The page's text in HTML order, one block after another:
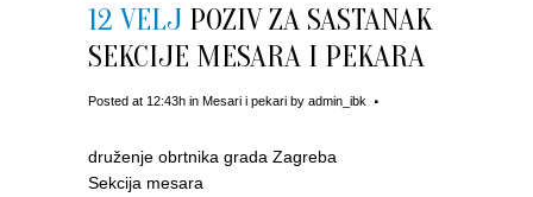
12 VELJ POZIV ZA SASTANAK
SEKCIJE MESARA I PEKARA
Posted at 12:43h in Mesari i pekari by admin_ibk
druženje obrtnika grada Zagreba
Sekcija mesara